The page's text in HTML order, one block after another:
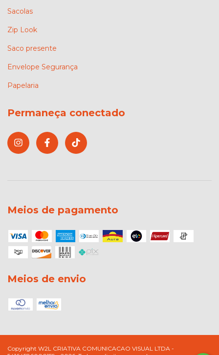
Sacolas
Zip Look
Saco presente
Envelope Segurança
Papelaria
Permaneça conectado
Meios de pagamento
Meios de envio
Copyright W2L CRIATIVA COMUNICACAO VISUAL LTDA -